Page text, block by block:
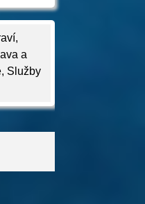
,
a
, Služby